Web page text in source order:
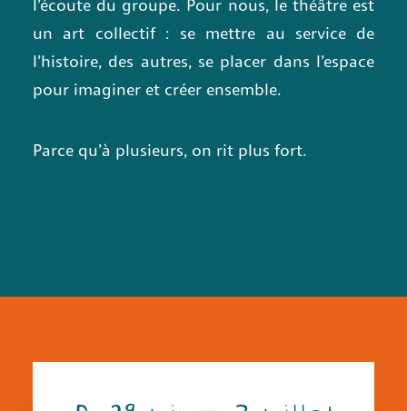
l’écoute du groupe. Pour nous, le théâtre est
un art collectif : se mettre au service de
l’histoire, des autres, se placer dans l’espace
pour imaginer et créer ensemble.
Parce qu’à plusieurs, on rit plus fort.